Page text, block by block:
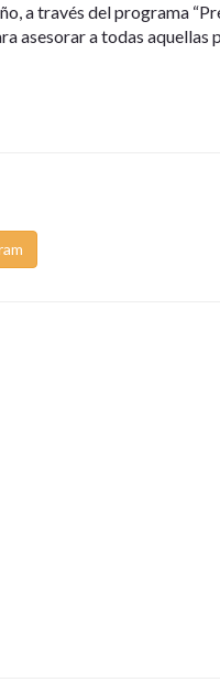
a través del programa
asesorar a todas